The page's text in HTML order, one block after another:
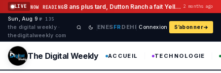
Aller au contenu
LIVE NOW READING 8 ans plus tard, Dutton Ranch a fait Yellowstone Flashback Histoire 2 months ago
Sun, Aug 9 ·№ 135
the digital weekly ·
thedigitalweekly com
EN ESFR DEHI Connexion S’abonner
The Digital Weekly ACCUEIL TECHNOLOGIE